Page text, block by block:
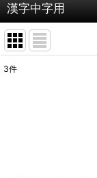
漢字中字用
3件